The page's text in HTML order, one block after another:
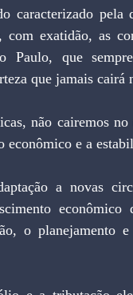
exatidão, as
que
que jamais cairá
e a
o planejamento